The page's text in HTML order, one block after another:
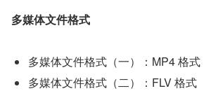
多媒体文件格式
多媒体文件格式（一）：MP4 格式
多媒体文件格式（二）：FLV 格式